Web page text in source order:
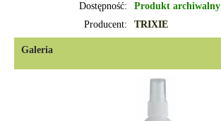
Dostępność:
Produkt archiwalny
Producent:
TRIXIE
Galeria